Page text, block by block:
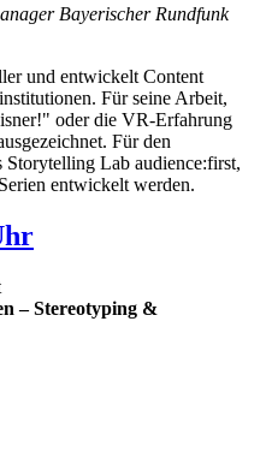
Bayerischer Rundfunk
und entwickelt Content
Für seine Arbeit,
oder die VR-Erfahrung
Für den
Lab audience:first,
entwickelt werden.
– Stereotyping &